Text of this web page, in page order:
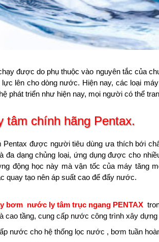
được do phụ thuộc vào nguyên tắc của
lên cho dòng nước. Hiện nay, các loại
phát triển như hiện nay, mọi người có thể
tâm chính hãng Pentax.
Pentax được người tiêu dùng ưa thích bới
đa dạng chủng loại, ứng dụng được cho
động học này mà vận tốc của máy tăng
quay tạo nên áp suất cao để đẩy nước.
bơm nước ly tâm trục ngang PENTAX
cao tầng, cung cấp nước công trình xây dựng
nước cho hệ thống lọc nước , bơm tuần